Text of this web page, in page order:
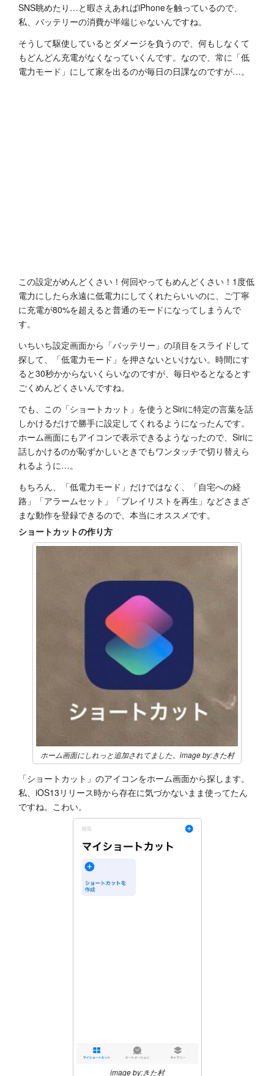
SNS眺めたり…と暇さえあればiPhoneを触っているので、
私、バッテリーの消費が半端じゃないんですね。
そうして駆使しているとダメージを負うので、何もしなくて
もどんどん充電がなくなっていくんです。なので、常に「低
電力モード」にして家を出るのが毎日の日課なのですが…。
この設定がめんどくさい！何回やってもめんどくさい！1度低
電力にしたら永遠に低電力にしてくれたらいいのに、ご丁寧
に充電が80%を超えると普通のモードになってしまうんで
す。
いちいち設定画面から「バッテリー」の項目をスライドして
探して、「低電力モード」を押さないといけない。時間にす
ると30秒かからないくらいなのですが、毎日やるとなるとす
ごくめんどくさいんですね。
でも、この「ショートカット」を使うとSiriに特定の言葉を話
しかけるだけで勝手に設定してくれるようになったんです。
ホーム画面にもアイコンで表示できるようなったので、Siriに
話しかけるのが恥ずかしいときでもワンタッチで切り替えら
れるように…。
もちろん、「低電力モード」だけではなく、「自宅への経
路」「アラームセット」「プレイリストを再生」などさまざ
まな動作を登録できるので、本当にオススメです。
ショートカットの作り方
ホーム画面にしれっと追加されてました。image by:きた村
「ショートカット」のアイコンをホーム画面から探します。
私、iOS13リリース時から存在に気づかないまま使ってたん
ですね。こわい。
image by:きた村